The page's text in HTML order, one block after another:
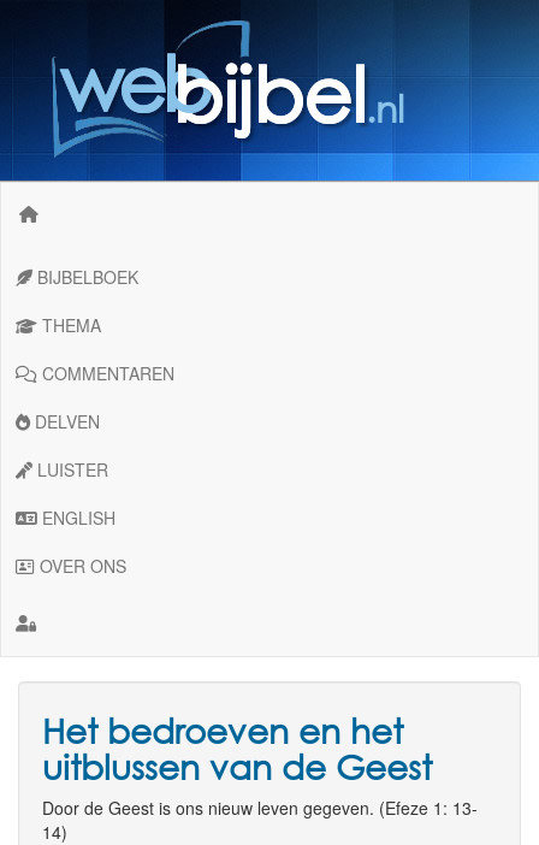
BIJBELBOEK
THEMA
COMMENTAREN
DELVEN
LUISTER
ENGLISH
OVER ONS
Het bedroeven en het
uitblussen van de Geest
Door de Geest is ons nieuw leven gegeven. (Efeze 1: 13-
14)